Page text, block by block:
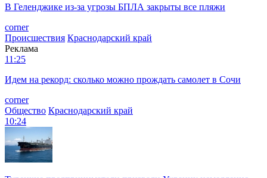
В Геленджике из-за угрозы БПЛА закрыты все пляжи
corner
Происшествия Краснодарский край
Реклама
11:25
Идем на рекорд: сколько можно прождать самолет в Сочи
corner
Общество Краснодарский край
10:24